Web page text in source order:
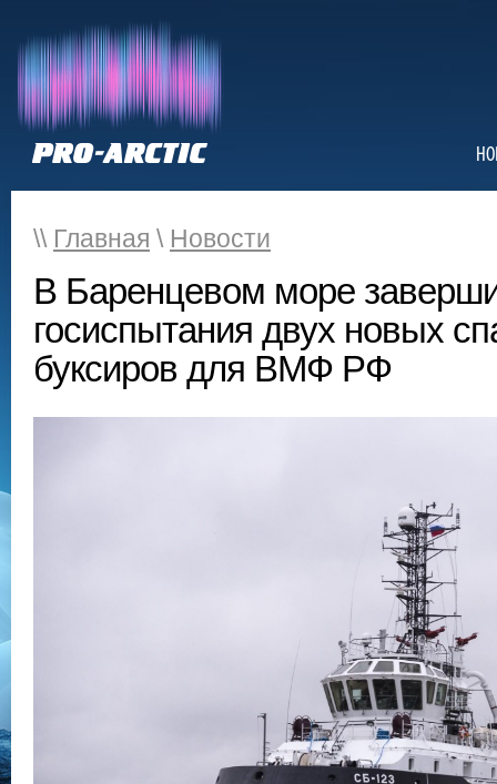
\\ Главная \ Новости
В Баренцевом море
госиспытания двух новых
буксиров для ВМФ РФ